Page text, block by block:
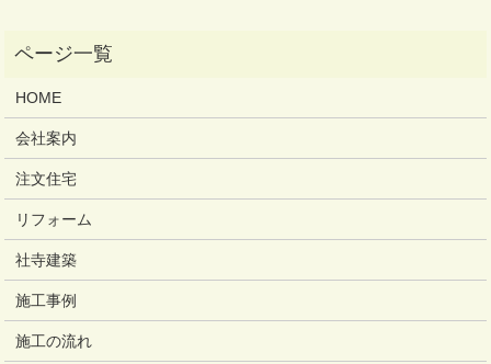
HOME
会社案内
注文住宅
リフォーム
社寺建築
施工事例
施工の流れ